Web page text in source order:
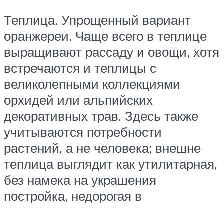
Теплица. Упрощенный вариант
оранжереи. Чаще всего в теплице
выращивают рассаду и овощи, хотя
встречаются и теплицы с
великолепными коллекциями
орхидей или альпийских
декоративных трав. Здесь также
учитываются потребности
растений, а не человека; внешне
теплица выглядит как утилитарная,
без намека на украшения
постройка, недорогая в